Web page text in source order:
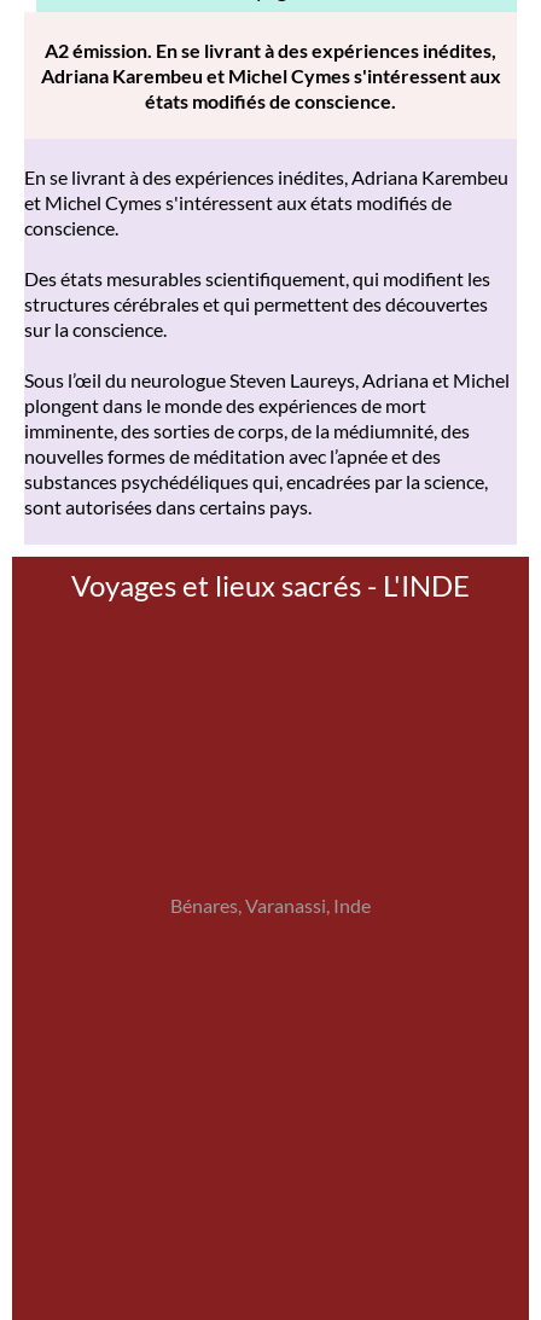
A2 émission. En se livrant à des expériences inédites,
Adriana Karembeu et Michel Cymes s'intéressent aux
états modifiés de conscience.
En se livrant à des expériences inédites, Adriana Karembeu
et Michel Cymes s'intéressent aux états modifiés de
conscience.
Des états mesurables scientifiquement, qui modifient les
structures cérébrales et qui permettent des découvertes
sur la conscience.
Sous l’œil du neurologue Steven Laureys, Adriana et Michel
plongent dans le monde des expériences de mort
imminente, des sorties de corps, de la médiumnité, des
nouvelles formes de méditation avec l’apnée et des
substances psychédéliques qui, encadrées par la science,
sont autorisées dans certains pays.
Voyages et lieux sacrés - L'INDE
Bénares, Varanassi, Inde